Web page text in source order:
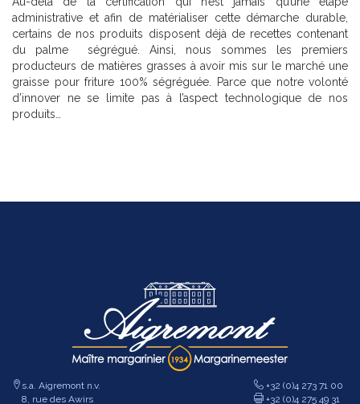
administrative et afin de matérialiser cette démarche durable,
certains de nos produits disposent déjà de recettes contenant
du palme ségrégué. Ainsi, nous sommes les premiers
producteurs de matières grasses à avoir mis sur le marché une
graisse pour friture 100% ségréguée. Parce que notre volonté
d’innover ne se limite pas à l’aspect technologique de nos
produits…
s.a. Aigremont n.v.
8, rue des Awirs
+32 (0)4 273 71 00
+32 (0)4 275 49 31